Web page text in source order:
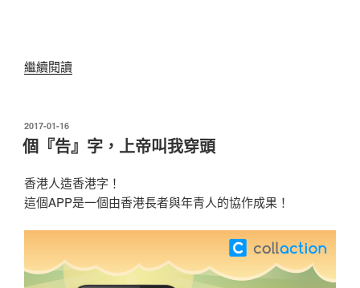
繼續閱讀“香
第
台
節
發
表
於
2017-01-16
個『告』字，上帝叫我穿頭
香港人造香港字！
這個APP是一個由香港長者與年青人的協作成果！